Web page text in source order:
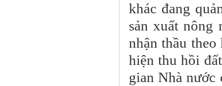
khác đang
sản xuất nông
nhận thầu
hiện thu hồi
gian Nhà nước